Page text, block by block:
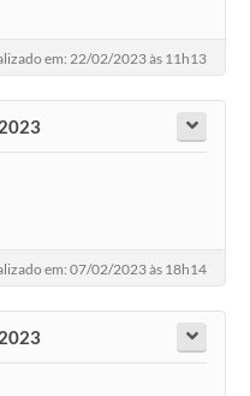
em: 22/02/2023 às 11h13
em: 07/02/2023 às 18h14